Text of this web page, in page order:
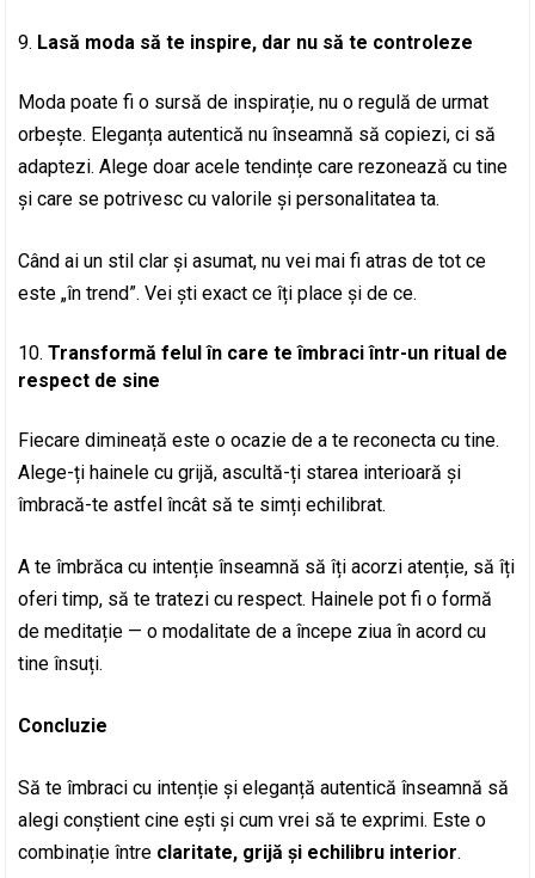
Lasă moda să te inspire, dar nu să te controleze
Moda poate fi o sursă de inspirație, nu o regulă de urmat
orbește. Eleganța autentică nu înseamnă să copiezi, ci să
adaptezi. Alege doar acele tendințe care rezonează cu tine
și care se potrivesc cu valorile și personalitatea ta.
Când ai un stil clar și asumat, nu vei mai fi atras de tot ce
este „în trend”. Vei ști exact ce îți place și de ce.
Transformă felul în care te îmbraci într-un ritual de
respect de sine
Fiecare dimineață este o ocazie de a te reconecta cu tine.
Alege-ți hainele cu grijă, ascultă-ți starea interioară și
îmbracă-te astfel încât să te simți echilibrat.
A te îmbrăca cu intenție înseamnă să îți acorzi atenție, să îți
oferi timp, să te tratezi cu respect. Hainele pot fi o formă
de meditație — o modalitate de a începe ziua în acord cu
tine însuți.
Concluzie
Să te îmbraci cu intenție și eleganță autentică înseamnă să
alegi conștient cine ești și cum vrei să te exprimi. Este o
combinație între claritate, grijă și echilibru interior.